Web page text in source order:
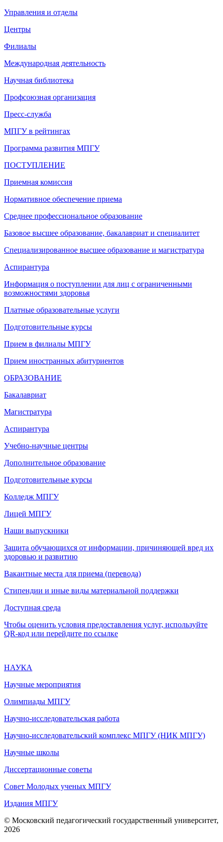
Управления и отделы
Центры
Филиалы
Международная деятельность
Научная библиотека
Профсоюзная организация
Пресс-служба
МПГУ в рейтингах
Программа развития МПГУ
ПОСТУПЛЕНИЕ
Приемная комиссия
Нормативное обеспечение приема
Среднее профессиональное образование
Базовое высшее образование, бакалавриат и специалитет
Специализированное высшее образование и магистратура
Аспирантура
Информация о поступлении для лиц с ограниченными
возможностями здоровья
Платные образовательные услуги
Подготовительные курсы
Прием в филиалы МПГУ
Прием иностранных абитуриентов
ОБРАЗОВАНИЕ
Бакалавриат
Магистратура
Аспирантура
Учебно-научные центры
Дополнительное образование
Подготовительные курсы
Колледж МПГУ
Лицей МПГУ
Наши выпускники
Защита обучающихся от информации, причиняющей вред их
здоровью и развитию
Вакантные места для приема (перевода)
Стипендии и иные виды материальной поддержки
Доступная среда
Чтобы оценить условия предоставления услуг, используйте
QR-код или перейдите по ссылке
НАУКА
Научные мероприятия
Олимпиады МПГУ
Научно-исследовательская работа
Научно-исследовательский комплекс МПГУ (НИК МПГУ)
Научные школы
Диссертационные советы
Совет Молодых ученых МПГУ
Издания МПГУ
© Московский педагогический государственный университет,
2026